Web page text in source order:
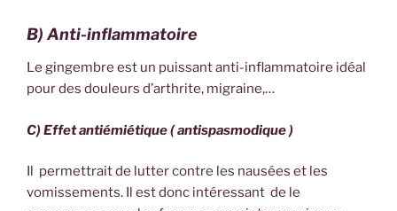
B) Anti-inflammatoire
Le gingembre est un puissant anti-inflammatoire idéal
pour des douleurs d’arthrite, migraine,…
C) Effet antiémiétique ( antispasmodique )
Il permettrait de lutter contre les nausées et les
vomissements. Il est donc intéressant de le